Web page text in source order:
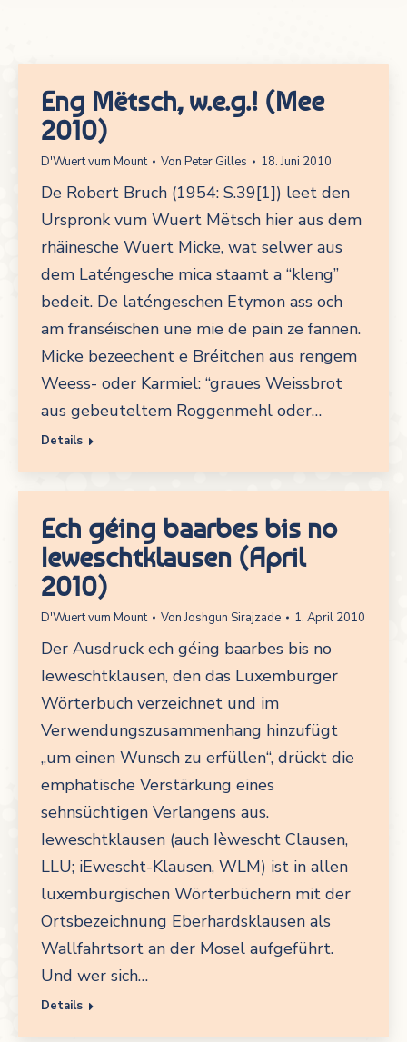
Eng Mëtsch, w.e.g.! (Mee
2010)
D'Wuert vum Mount Von Peter Gilles 18. Juni 2010
De Robert Bruch (1954: S.39[1]) leet den
Urspronk vum Wuert Mëtsch hier aus dem
rhäinesche Wuert Micke, wat selwer aus
dem Laténgesche mica staamt a “kleng”
bedeit. De laténgeschen Etymon ass och
am franséischen une mie de pain ze fannen.
Micke bezeechent e Bréitchen aus rengem
Weess- oder Karmiel: “graues Weissbrot
aus gebeuteltem Roggenmehl oder…
Details
Ech géing baarbes bis no
Ieweschtklausen (April
2010)
D'Wuert vum Mount VonJoshgun Sirajzade 1. April 2010
Der Ausdruck ech géing baarbes bis no
Ieweschtklausen, den das Luxemburger
Wörterbuch verzeichnet und im
Verwendungszusammenhang hinzufügt
„um einen Wunsch zu erfüllen“, drückt die
emphatische Verstärkung eines
sehnsüchtigen Verlangens aus.
Ieweschtklausen (auch Ièwescht Clausen,
LLU; iEwescht-Klausen, WLM) ist in allen
luxemburgischen Wörterbüchern mit der
Ortsbezeichnung Eberhardsklausen als
Wallfahrtsort an der Mosel aufgeführt.
Und wer sich…
Details